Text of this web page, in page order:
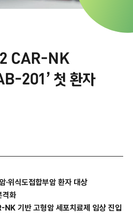
CAR-NK
201’ 첫 환자
위식도접합부암 환자 대상
격화
기반 고형암 세포치료제 임상 진입